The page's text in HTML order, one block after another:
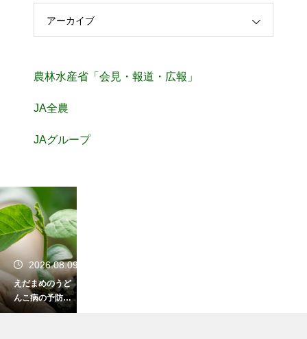
アーカイブ
農林水産省「会見・報道・広報」
JA全農
JAグループ
2026.08.09
えだまめのうど
んこ病の予防と
対策！風通しを